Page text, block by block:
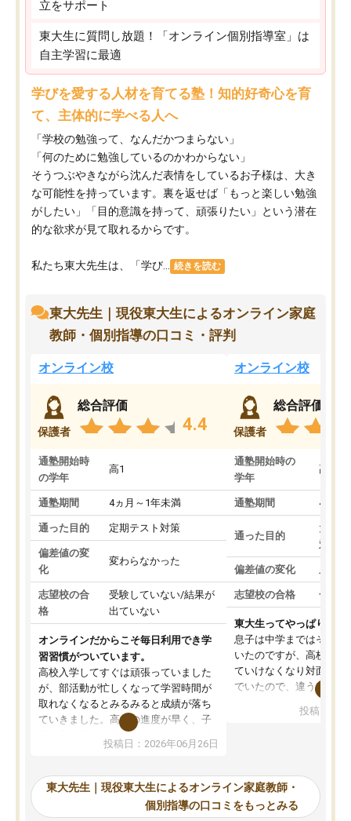
立をサポート
東大生に質問し放題！「オンライン個別指導室」は
自主学習に最適
学びを愛する人材を育てる塾！知的好奇心を育
て、主体的に学べる人へ
「学校の勉強って、なんだかつまらない」
「何のために勉強しているのかわからない」
そうつぶやきながら沈んだ表情をしているお子様は、大き
な可能性を持っています。裏を返せば「もっと楽しい勉強
がしたい」「目的意識を持って、頑張りたい」という潜在
的な欲求が見て取れるからです。
私たち東大先生は、「学び... 続きを読む
東大先生｜現役東大生によるオンライン家庭
教師・個別指導の口コミ・評判
オンライン校
保護者
総合評価
4.4
通塾開始時
の学年
高1
通塾期間 4ヵ月～1年未満
通った目的 定期テスト対策
偏差値の変
化
変わらなかった
志望校の合
格
受験していない/結果が
出ていない
オンラインだからこそ毎日利用でき学
習習慣がついています。
高校入学してすぐは頑張っていました
が、部活動が忙しくなって学習時間が
取れなくなるとみるみると成績が落ち
ていきました。高校の進度が早く、子
供も家に帰って勉強の話すると嫌な反
応を示します。東大先生にお願いして
れるので、親としても安心です。毎日
使える自習室とかもあり、わからない
ところがあれば先生が回答してくれる
投稿日：2026年06月26日
オンライン校
保護者
総合評価
通塾開始時の
学年
高3
通塾期間 4ヵ月
通った目的
大学
対策
偏差値の変化 上が
志望校の合格 合格
東大生ってやっぱりすご
息子は中学まではそこそ
いたのですが、高校に入
ていけなくなり対面の塾
でいたので、違うアプロ
で、当初は模試でD判定
自習室が毎日使えていつ
るのが心強かったよう
謝です。
投稿日：
東大先生｜現役東大生によるオンライン家庭教師・
個別指導の口コミをもっとみる